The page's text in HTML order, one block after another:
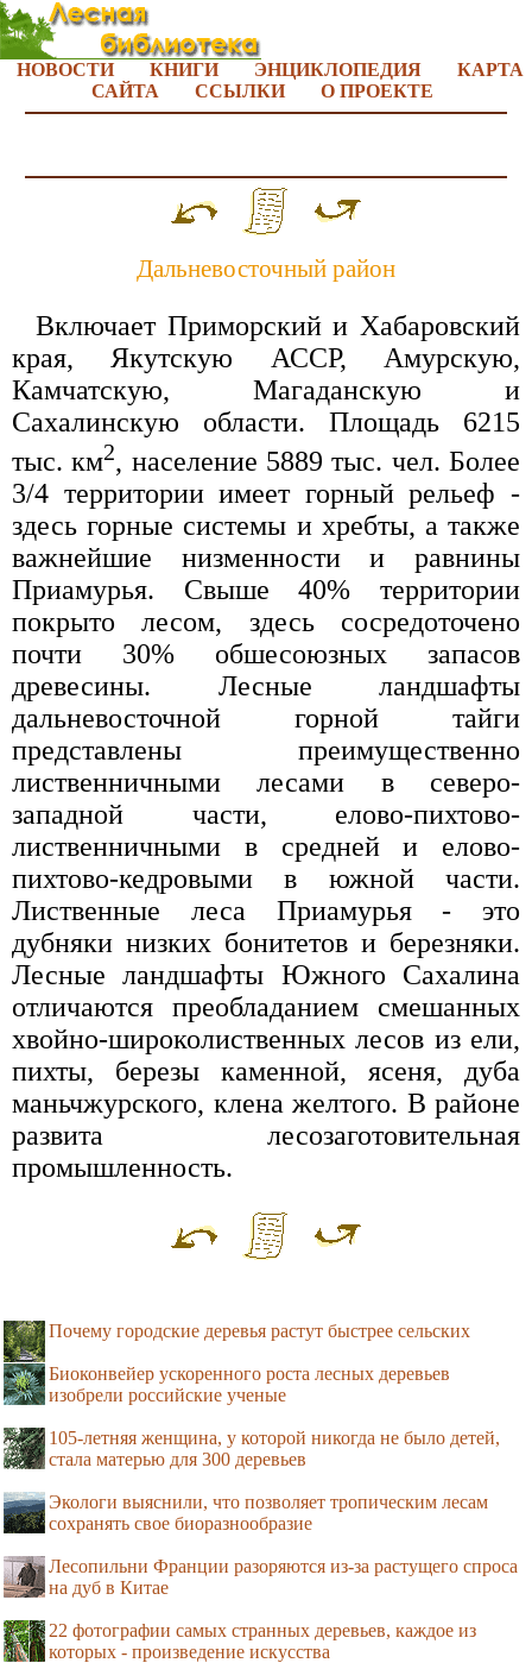
НОВОСТИ КНИГИ ЭНЦИКЛОПЕДИЯ
КАРТА
САЙТА
ССЫЛКИ О ПРОЕКТЕ
Дальневосточный район
Включает Приморский и Хабаровский
края, Якутскую АССР, Амурскую,
Камчатскую, Магаданскую и
Сахалинскую области. Площадь 6215
тыс. км2, население 5889 тыс. чел. Более
3/4 территории имеет горный рельеф -
здесь горные системы и хребты, а также
важнейшие низменности и равнины
Приамурья. Свыше 40% территории
покрыто лесом, здесь сосредоточено
почти 30% обшесоюзных запасов
древесины. Лесные ландшафты
дальневосточной горной тайги
представлены преимущественно
лиственничными лесами в северо-
западной части, елово-пихтово-
лиственничными в средней и елово-
пихтово-кедровыми в южной части.
Лиственные леса Приамурья - это
дубняки низких бонитетов и березняки.
Лесные ландшафты Южного Сахалина
отличаются преобладанием смешанных
хвойно-широколиственных лесов из ели,
пихты, березы каменной, ясеня, дуба
маньчжурского, клена желтого. В районе
развита лесозаготовительная
промышленность.
Почему городские деревья растут быстрее сельских
Биоконвейер ускоренного роста лесных деревьев
изобрели российские ученые
105-летняя женщина, у которой никогда не было детей,
стала матерью для 300 деревьев
Экологи выяснили, что позволяет тропическим лесам
сохранять свое биоразнообразие
Лесопильни Франции разоряются из-за растущего спроса
на дуб в Китае
22 фотографии самых странных деревьев, каждое из
которых - произведение искусства